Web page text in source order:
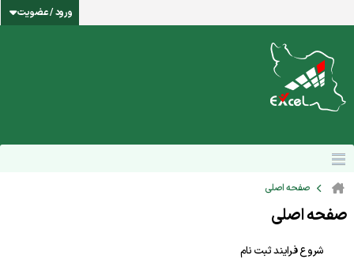
ورود / عضویت
صفحه اصلی
صفحه اصلی
شروع فرایند ثبت نام